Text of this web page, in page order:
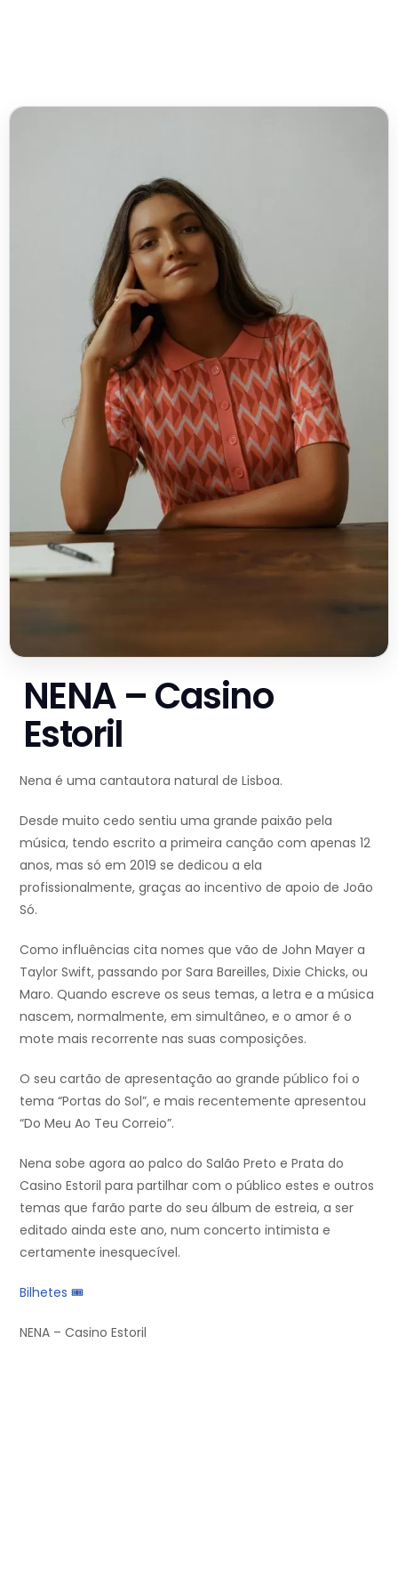
NENA – Casino
Estoril
Nena é uma cantautora natural de Lisboa.
Desde muito cedo sentiu uma grande paixão pela
música, tendo escrito a primeira canção com apenas 12
anos, mas só em 2019 se dedicou a ela
profissionalmente, graças ao incentivo de apoio de João
Só.
Como influências cita nomes que vão de John Mayer a
Taylor Swift, passando por Sara Bareilles, Dixie Chicks, ou
Maro. Quando escreve os seus temas, a letra e a música
nascem, normalmente, em simultâneo, e o amor é o
mote mais recorrente nas suas composições.
O seu cartão de apresentação ao grande público foi o
tema “Portas do Sol”, e mais recentemente apresentou
“Do Meu Ao Teu Correio”.
Nena sobe agora ao palco do Salão Preto e Prata do
Casino Estoril para partilhar com o público estes e outros
temas que farão parte do seu álbum de estreia, a ser
editado ainda este ano, num concerto intimista e
certamente inesquecível.
Bilhetes 🎟
NENA – Casino Estoril